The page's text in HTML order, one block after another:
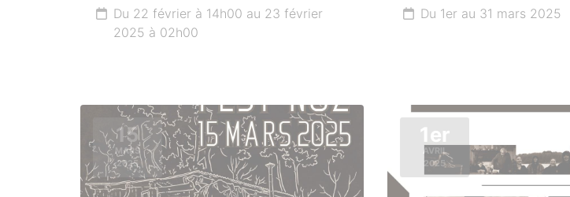
Du 22 février à 14h00 au 23 février
2025 à 02h00
Du 1er au 31 mars 2025
15
MARS
2025
1er
AVRIL
2025